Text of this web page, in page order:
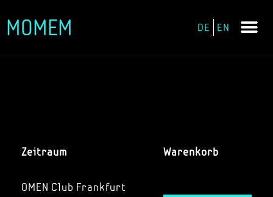
Zum
MOMEM DE EN
Zeitraum Warenkorb
OMEN Club Frankfurt